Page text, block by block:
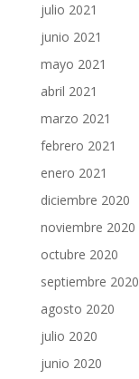
julio 2021
junio 2021
mayo 2021
abril 2021
marzo 2021
febrero 2021
enero 2021
diciembre 2020
noviembre 2020
octubre 2020
septiembre 2020
agosto 2020
julio 2020
junio 2020